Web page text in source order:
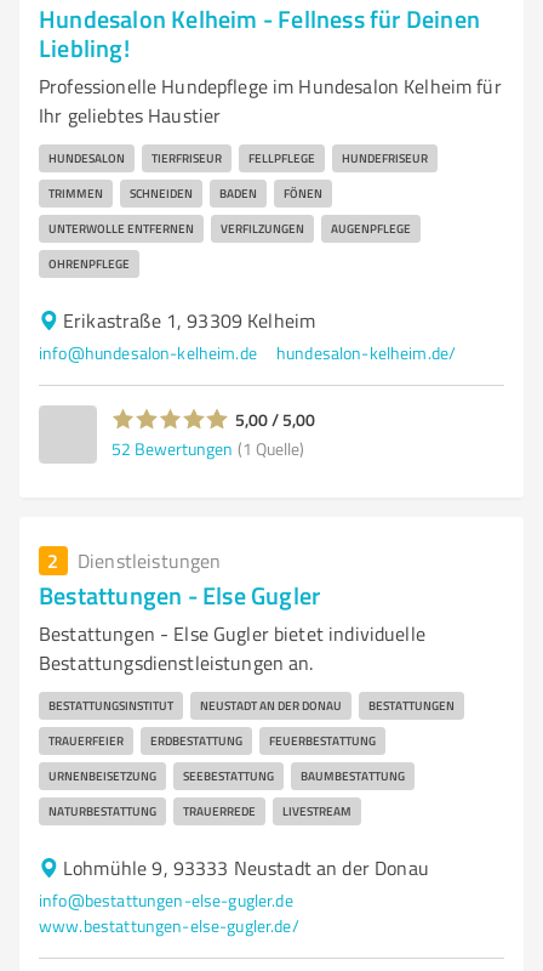
Hundesalon Kelheim - Fellness für Deinen
Liebling!
Professionelle Hundepflege im Hundesalon Kelheim für
Ihr geliebtes Haustier
HUNDESALON TIERFRISEUR FELLPFLEGE HUNDEFRISEUR
TRIMMEN SCHNEIDEN BADEN FÖNEN
UNTERWOLLE ENTFERNEN VERFILZUNGEN AUGENPFLEGE
OHRENPFLEGE
Erikastraße 1, 93309 Kelheim
info@hundesalon-kelheim.de hundesalon-kelheim.de/
5,00 / 5,00
52 Bewertungen (1 Quelle)
2 Dienstleistungen
Bestattungen - Else Gugler
Bestattungen - Else Gugler bietet individuelle
Bestattungsdienstleistungen an.
BESTATTUNGSINSTITUT NEUSTADT AN DER DONAU BESTATTUNGEN
TRAUERFEIER ERDBESTATTUNG FEUERBESTATTUNG
URNENBEISETZUNG SEEBESTATTUNG BAUMBESTATTUNG
NATURBESTATTUNG TRAUERREDE LIVESTREAM
Lohmühle 9, 93333 Neustadt an der Donau
info@bestattungen-else-gugler.de
www.bestattungen-else-gugler.de/